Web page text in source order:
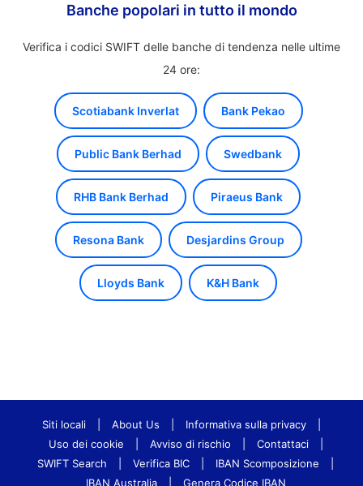
Banche popolari in tutto il mondo
Verifica i codici SWIFT delle banche di tendenza nelle ultime
24 ore:
Scotiabank Inverlat Bank Pekao
Public Bank Berhad Swedbank
RHB Bank Berhad Piraeus Bank
Resona Bank Desjardins Group
Lloyds Bank K&H Bank
Siti locali About Us Informativa sulla privacy
Uso dei cookie
Avviso di rischio Contattaci
SWIFT Search
Verifica BIC IBAN Scomposizione
IBAN Australia
Genera Codice IBAN